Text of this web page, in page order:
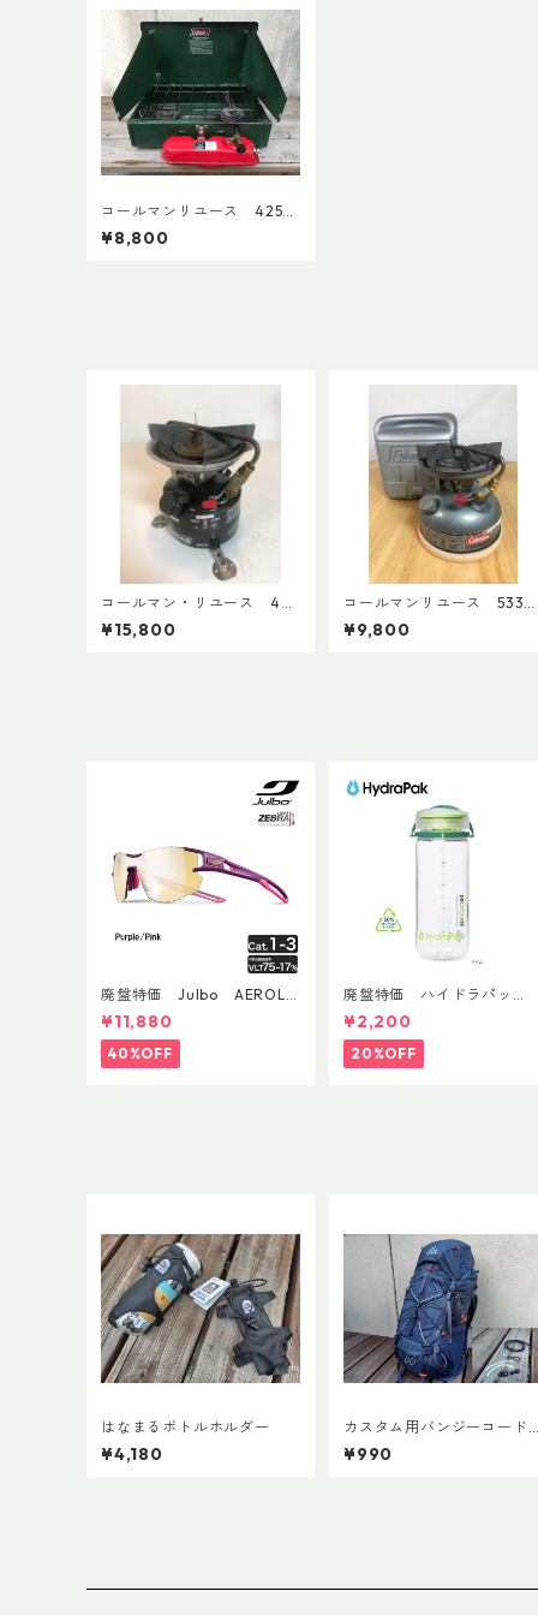
コールマンリユース 425
1984年1月製 点検整備済
7700
¥8,800
コールマン・リユース 44
2 2009年2月製 点検整備
済 8688
¥15,800
コールマンリユース
1992年11月製 点検整備
3950
¥9,800
廃盤特価 Julbo AEROLIT
E AsianFit
¥11,880
40%OFF
廃盤特価 ハイドラパッ
ク リーコン ツイスト＆シ
ップ 500ml
¥2,200
20%OFF
はなまるボトルホルダー
¥4,180
カスタム用バンジーコード
er.3
¥990